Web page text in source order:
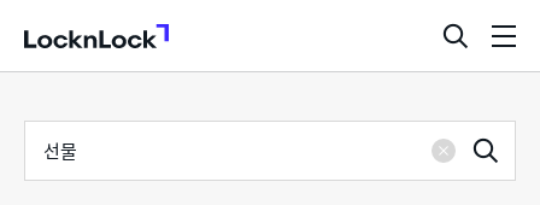
LocknLock
검
색
열
통
삭
검